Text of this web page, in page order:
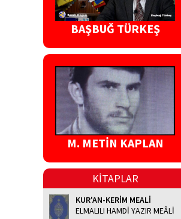
BAŞBUĞ TÜRKEŞ
M. METİN KAPLAN
KİTAPLAR
KUR'AN-KERİM MEALİ
ELMALILI HAMDİ YAZIR MEÂLİ